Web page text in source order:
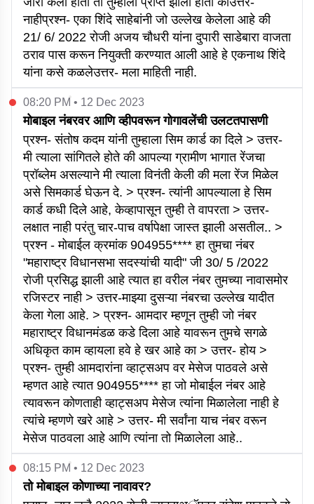
नाहीप्रश्न- एका शिंदे साहेबांनी जो उल्लेख केलेला आहे की
21/ 6/ 2022 रोजी अजय चौधरी यांना दुपारी साडेबारा वाजता
ठराव पास करून नियुक्ती करण्यात आली आहे हे एकनाथ शिंदे
यांना कसे कळलेउत्तर- मला माहिती नाही.
08:20 PM • 12 Dec 2023
मोबाइल नंबरवर आणि व्हीपवरून गोगावलेंची उलटतपासणी
प्रश्न- संतोष कदम यांनी तुम्हाला सिम कार्ड का दिले > उत्तर-
मी त्याला सांगितले होते की आपल्या ग्रामीण भागात रेंजचा
प्रॉब्लेम असल्याने मी त्याला विनंती केली की मला रेंज मिळेल
असे सिमकार्ड घेऊन दे. > प्रश्न- त्यांनी आपल्याला हे सिम
कार्ड कधी दिले आहे, केव्हापासून तुम्ही ते वापरता > उत्तर-
लक्षात नाही परंतु चार-पाच वर्षापेक्षा जास्त झाली असतील.. >
प्रश्न - मोबाईल क्रमांक 904955**** हा तुमचा नंबर
"महाराष्ट्र विधानसभा सदस्यांची यादी" जी 30/ 5 /2022
रोजी प्रसिद्ध झाली आहे त्यात हा वरील नंबर तुमच्या नावासमोर
रजिस्टर नाही > उत्तर-माझ्या दुसऱ्या नंबरचा उल्लेख यादीत
केला गेला आहे. > प्रश्न- आमदार म्हणून तुम्ही जो नंबर
महाराष्ट्र विधानमंडळ कडे दिला आहे यावरून तुमचे सगळे
अधिकृत काम व्हायला हवे हे खर आहे का > उत्तर- होय >
प्रश्न- तुम्ही आमदारांना व्हाट्सअप वर मेसेज पाठवले असे
म्हणत आहे त्यात 904955**** हा जो मोबाईल नंबर आहे
त्यावरून कोणताही व्हाट्सअप मेसेज त्यांना मिळालेला नाही हे
त्यांचे म्हणणे खरे आहे > उत्तर- मी सर्वांना याच नंबर वरून
मेसेज पाठवला आहे आणि त्यांना तो मिळालेला आहे..
08:15 PM • 12 Dec 2023
तो मोबाइल कोणाच्या नावावर?